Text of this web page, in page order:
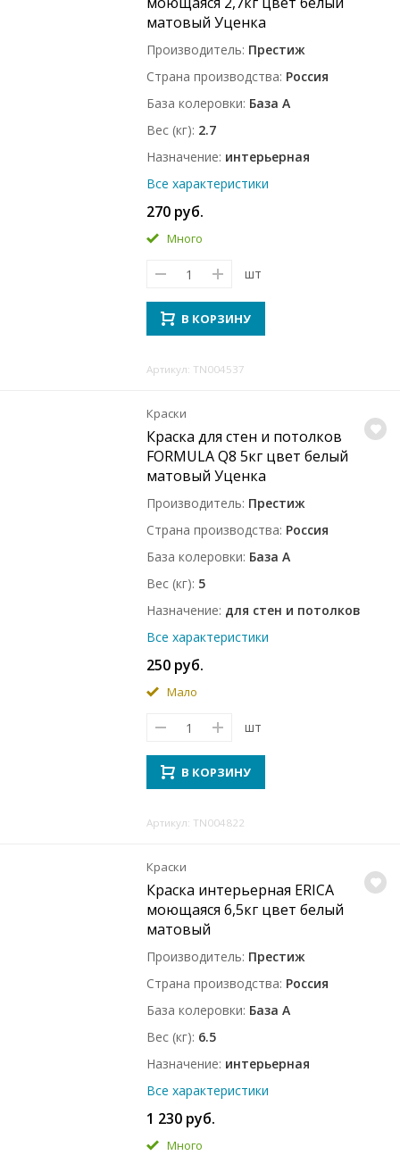
матовый Уценка
Производитель Престиж
Страна производства Россия
База колеровки База A
Вес (кг) 2.7
Назначение интерьерная
Все характеристики
270 руб.
Много
шт
В КОРЗИНУ
Артикул: TN004537
Краски
Краска для стен и потолков
FORMULA Q8 5кг цвет белый
матовый Уценка
Производитель Престиж
Страна производства Россия
База колеровки База A
Вес (кг) 5
Назначение для стен и потолков
Все характеристики
250 руб.
Мало
шт
В КОРЗИНУ
Артикул: TN004822
Краски
Краска интерьерная ERICA
моющаяся 6,5кг цвет белый
матовый
Производитель Престиж
Страна производства Россия
База колеровки База A
Вес (кг) 6.5
Назначение интерьерная
Все характеристики
1 230 руб.
Много